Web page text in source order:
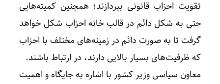
تقویت احزاب قانونی بپردازند؛ همچنین کمیته‌هایی
حتی به شکل دائم در قالب خانه احزاب شکل خواهد
گرفت تا به صورت دائم در زمینه‌های مختلف با احزاب
که ظرفیت‌های بسیار بالایی دارند، در ارتباط باشند.
معاون سیاسی وزیر کشور با اشاره به جایگاه و اهمیت